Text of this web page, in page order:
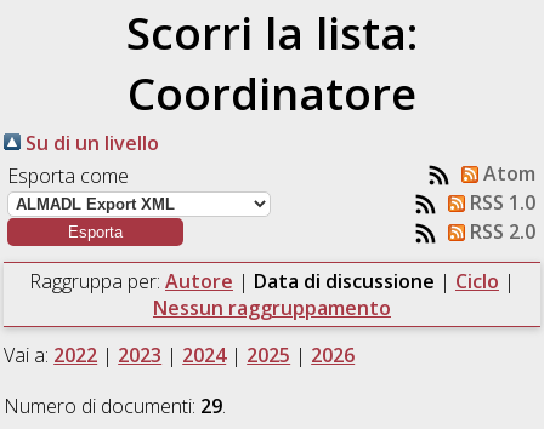
Scorri la lista:
Coordinatore
Su di un livello
Esporta come
Atom
RSS 1.0
RSS 2.0
Raggruppa per: Autore | Data di discussione | Ciclo |
Nessun raggruppamento
Vai a: 2022 | 2023 | 2024| 2025 | 2026
Numero di documenti: 29.